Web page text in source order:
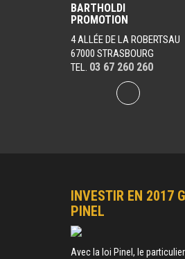
BARTHOLDI
PROMOTION
4 ALLÉE DE LA ROBERTSAU
67000 STRASBOURG
TEL. 03 67 260 260
INVESTIR EN 2017
PINEL
Avec la loi Pinel, le